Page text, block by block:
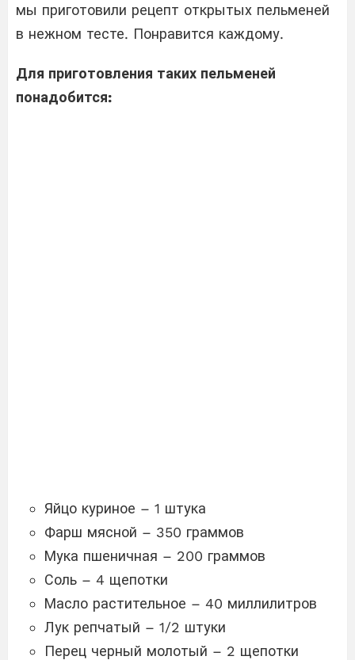
мы приготовили рецепт открытых пельменей
в нежном тесте. Понравится каждому.
Для приготовления таких пельменей
понадобится:
Яйцо куриное – 1 штука
Фарш мясной – 350 граммов
Мука пшеничная – 200 граммов
Соль – 4 щепотки
Масло растительное – 40 миллилитров
Лук репчатый – 1/2 штуки
Перец черный молотый – 2 щепотки